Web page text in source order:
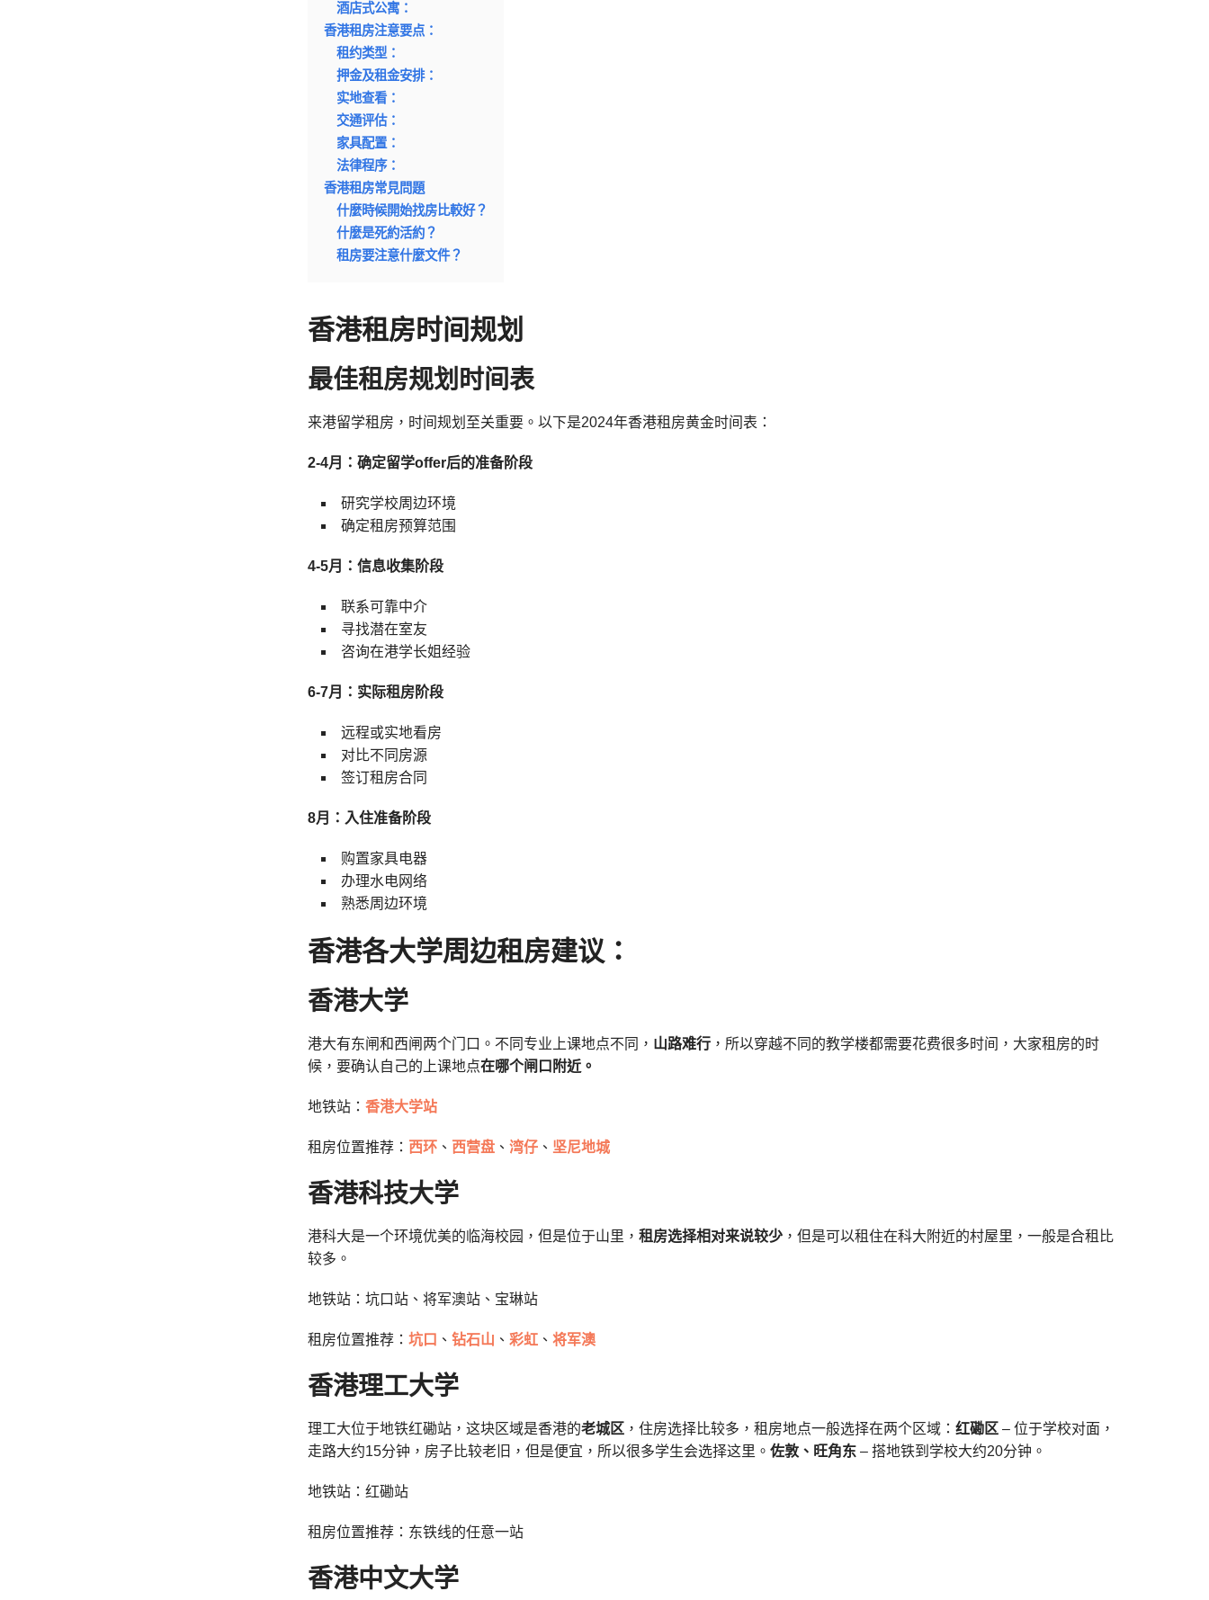
酒店式公寓：
香港租房注意要点：
租约类型：
押金及租金安排：
实地查看：
交通评估：
家具配置：
法律程序：
香港租房常見問題
什麼時候開始找房比較好？
什麼是死約活約？
租房要注意什麼文件？
香港租房时间规划
最佳租房规划时间表
来港留学租房，时间规划至关重要。以下是2024年香港租房黄金时间表：
2-4月：确定留学offer后的准备阶段
研究学校周边环境
确定租房预算范围
4-5月：信息收集阶段
联系可靠中介
寻找潜在室友
咨询在港学长姐经验
6-7月：实际租房阶段
远程或实地看房
对比不同房源
签订租房合同
8月：入住准备阶段
购置家具电器
办理水电网络
熟悉周边环境
香港各大学周边租房建议：
香港大学
港大有东闸和西闸两个门口。不同专业上课地点不同， 山路难行 ，所以穿越不同的教学楼都需要花费很多时间，大家租房的时
候，要确认自己的上课地点在哪个闸口附近。
地铁站： 香港大学站
租房位置推荐： 西环 、 西营盘 、 湾仔 、 坚尼地城
香港科技大学
港科大是一个环境优美的临海校园，但是位于山里， 租房选择相对来说较少 ，但是可以租住在科大附近的村屋里，一般是合租比
较多。
地铁站：坑口站、将军澳站、宝琳站
租房位置推荐： 坑口 、 钻石山 、 彩虹 、 将军澳
香港理工大学
理工大位于地铁红磡站，这块区域是香港的老城区 ，住房选择比较多，租房地点一般选择在两个区域： 红磡区 – 位于学校对面，
走路大约15分钟，房子比较老旧，但是便宜，所以很多学生会选择这里。 佐敦、旺角东 – 搭地铁到学校大约20分钟。
地铁站：红磡站
租房位置推荐：东铁线的任意一站
香港中文大学